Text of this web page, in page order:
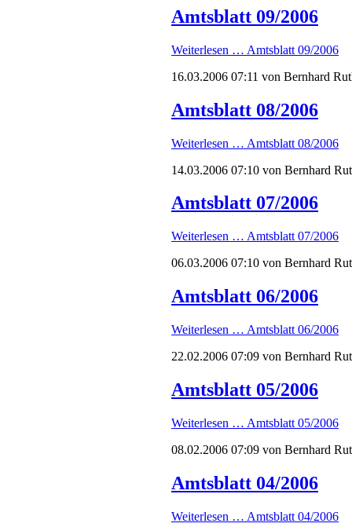
Amtsblatt 09/2006
Weiterlesen … Amtsblatt 09/2006
16.03.2006 07:11 von Bernhard
Amtsblatt 08/2006
Weiterlesen … Amtsblatt 08/2006
14.03.2006 07:10 von Bernhard
Amtsblatt 07/2006
Weiterlesen … Amtsblatt 07/2006
06.03.2006 07:10 von Bernhard
Amtsblatt 06/2006
Weiterlesen … Amtsblatt 06/2006
22.02.2006 07:09 von Bernhard
Amtsblatt 05/2006
Weiterlesen … Amtsblatt 05/2006
08.02.2006 07:09 von Bernhard
Amtsblatt 04/2006
Weiterlesen … Amtsblatt 04/2006